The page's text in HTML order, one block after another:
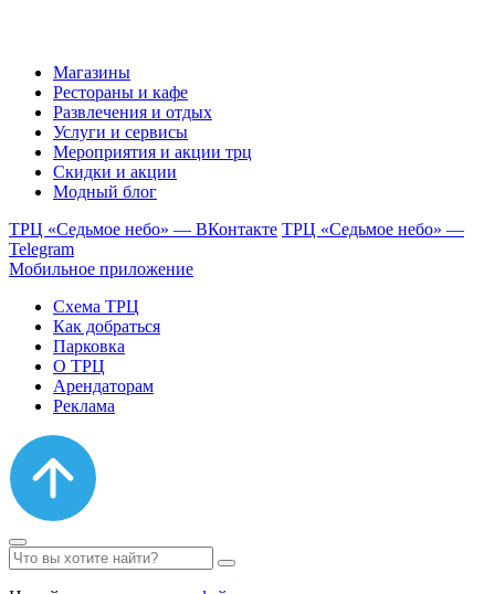
Магазины
Рестораны и кафе
Развлечения и отдых
Услуги и сервисы
Мероприятия и акции трц
Скидки и акции
Модный блог
ТРЦ «Седьмое небо» — ВКонтакте ТРЦ «Седьмое небо» —
Telegram
Мобильное приложение
Схема ТРЦ
Как добраться
Парковка
О ТРЦ
Арендаторам
Реклама